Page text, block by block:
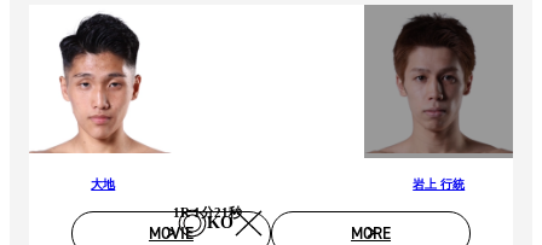
大地
KO
1R 1分21秒
岩上 行統
MOVIE MORE